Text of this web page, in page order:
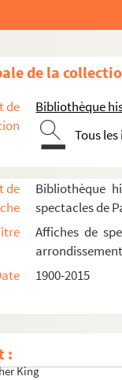
de la
de
Bibliothèque
Tous
de
Bibliothèque
spectacles de
Affiches de
1900-2015
:
Paris
universitaire de Paris
King